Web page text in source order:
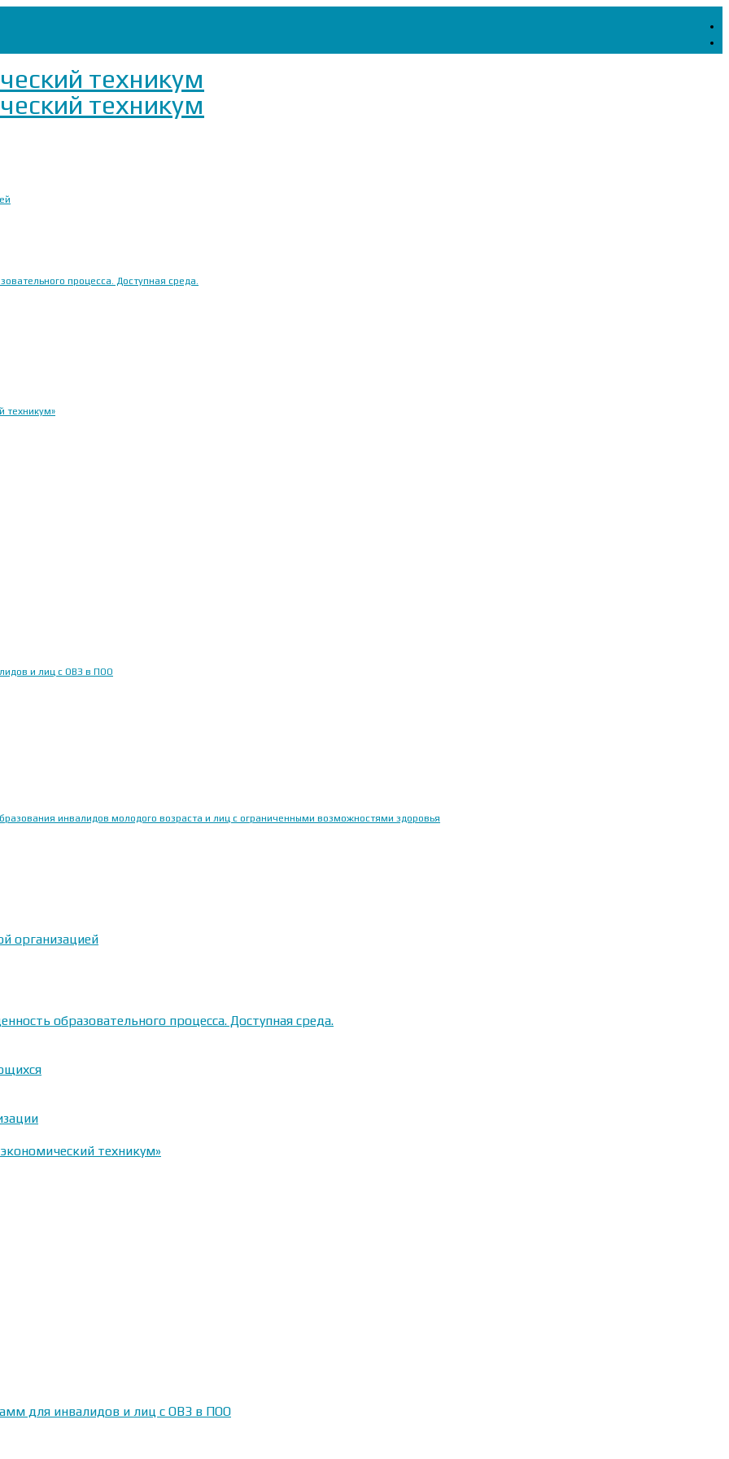
процесса. Доступная среда.
техникум»
и лиц с ОВЗ в ПОО
инвалидов молодого возраста и лиц с ограниченными возможностями здоровья
организацией
образовательного процесса. Доступная среда.
техникум»
для инвалидов и лиц с ОВЗ в ПОО